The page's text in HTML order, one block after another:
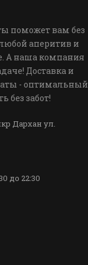
поможет вам без
аперитив и
А наша компания
Доставка и
- оптимальный
без забот!
Дархан ул.
до 22:30